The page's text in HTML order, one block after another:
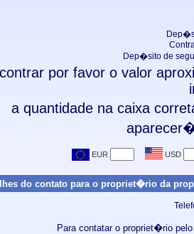
Dep�sito de
por favor o valor
a quantidade na caixa
do contato para o propriet�rio da
Para contatar o propriet�rio